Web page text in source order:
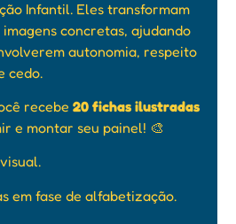
Infantil. Eles transformam
concretas, ajudando
autonomia, respeito
cedo.
recebe 20 fichas ilustradas
e montar seu painel! 🎨
em fase de alfabetização.